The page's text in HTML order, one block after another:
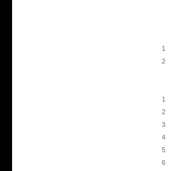
1
2
1
2
3
4
5
6